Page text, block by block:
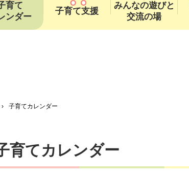
育て
ンダー
子育て支援
みんなの遊びと
交流の場
› 子育てカレンダー
育てカレンダー